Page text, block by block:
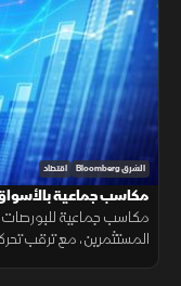
الشرق Bloomberg اقتصاد
مكاسب جماعية
الطاقة
مكاسب جماعية للبورصات
المستثمرين، مع ترقب